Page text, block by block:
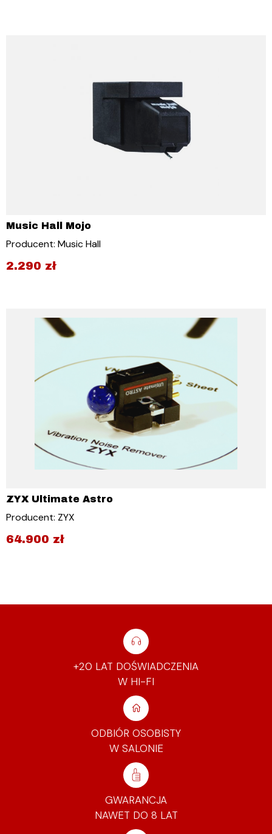
Music Hall Mojo
Producent: Music Hall
2.290 zł
ZYX Ultimate Astro
Producent: ZYX
64.900 zł
+20 LAT DOŚWIADCZENIA
W HI-FI
ODBIÓR OSOBISTY
W SALONIE
GWARANCJA
NAWET DO 8 LAT